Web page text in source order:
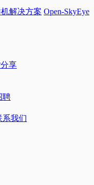
解决方案 Open-SkyEye
享
聘
系我们